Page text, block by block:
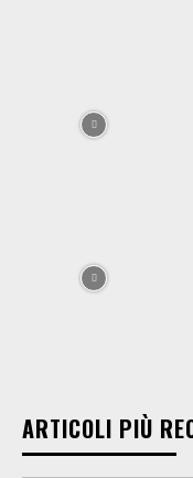
ARTICOLI PIÙ